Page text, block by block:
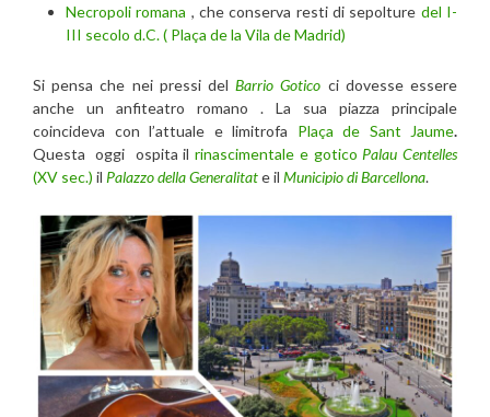
Necropoli romana , che conserva resti di sepolture del I-
III secolo d.C. ( Plaça de la Vila de Madrid)
Si pensa che nei pressi delBarrio Gotico ci dovesse essere
anche un anfiteatro romano . La sua piazza principale
coincideva con l’attuale e limitrofa Plaça de Sant Jaume.
Questa oggi ospita ilrinascimentale e gotico Palau Centelles
(XV sec.) il Palazzo della Generalitate il Municipio di Barcellona.